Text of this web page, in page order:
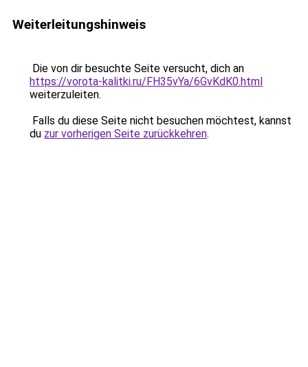
Weiterleitungshinweis
Die von dir besuchte Seite versucht, dich an
https://vorota-kalitki.ru/FH35vYa/6GvKdK0.html
weiterzuleiten.
Falls du diese Seite nicht besuchen möchtest, kannst
du zur vorherigen Seite zurückkehren.